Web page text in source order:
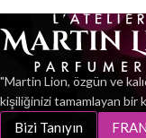
"Martin Lion, özgün ve
kişiliğinizi tamamlayan bir
Bizi Tanıyın